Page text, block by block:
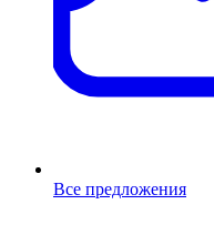
Все предложения